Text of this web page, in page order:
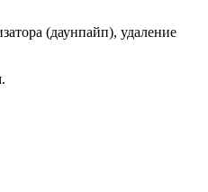
(даунпайп), удаление